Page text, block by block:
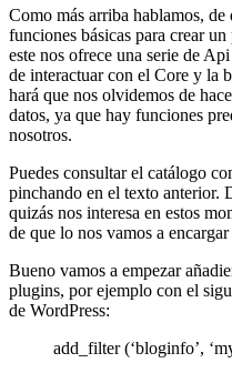
Como más arriba hablamos,
funciones básicas para crear
este nos ofrece una serie de
de interactuar con el Core y la
hará que nos olvidemos de
datos, ya que hay funciones
nosotros.
Puedes consultar el catálogo
pinchando en el texto anterior.
quizás nos interesa en estos
de que lo nos vamos a
Bueno vamos a empezar
plugins, por ejemplo con el
de WordPress:
add_filter (‘bloginfo’,